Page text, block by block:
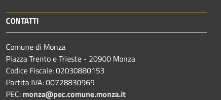
CONTATTI
Comune di Monza
Piazza Trento e Trieste - 20900 Monza
Codice Fiscale: 02030880153
Partita IVA: 00728830969
PEC: monza@pec.comune.monza.it